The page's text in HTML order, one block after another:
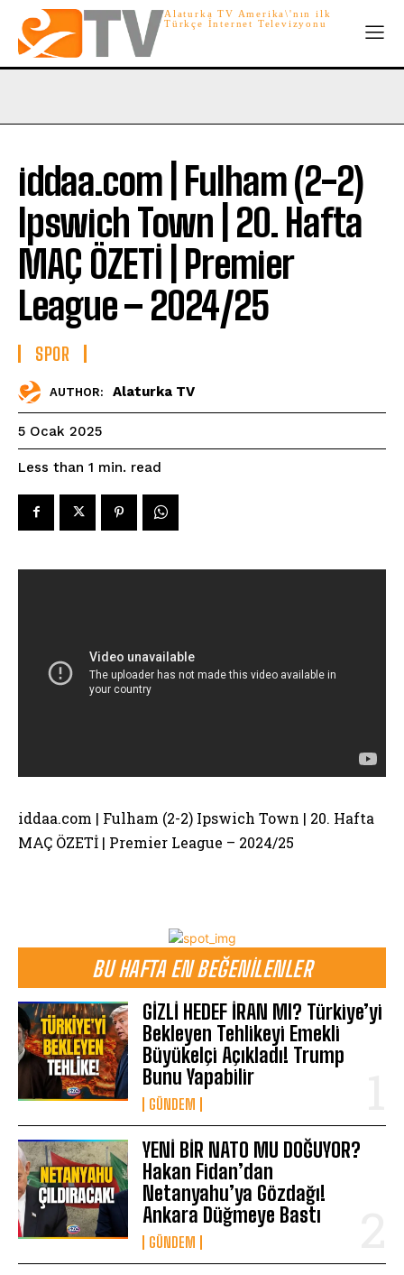
Alaturka TV Amerika\'nın ilk
Türkçe İnternet Televizyonu
BU HAFTA EN BEĞENILENLER
GİZLİ HEDEF İRAN MI? Türkiye’yi
Bekleyen Tehlikeyi Emekli
Büyükelçi Açıkladı! Trump
Bunu Yapabilir
GÜNDEM
YENİ BİR NATO MU DOĞUYOR?
Hakan Fidan’dan
Netanyahu’ya Gözdağı!
Ankara Düğmeye Bastı
GÜNDEM
iddaa.com | Fulham (2-2)
Ipswich Town | 20. Hafta
MAÇ ÖZETİ | Premier
League – 2024/25
SPOR
AUTHOR: Alaturka TV
5 Ocak 2025
Less than 1 min. read
iddaa.com | Fulham (2-2) Ipswich Town | 20. Hafta
MAÇ ÖZETİ | Premier League – 2024/25